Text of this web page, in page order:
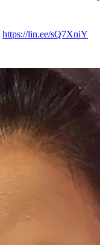
https://lin.ee/sQ7XniY